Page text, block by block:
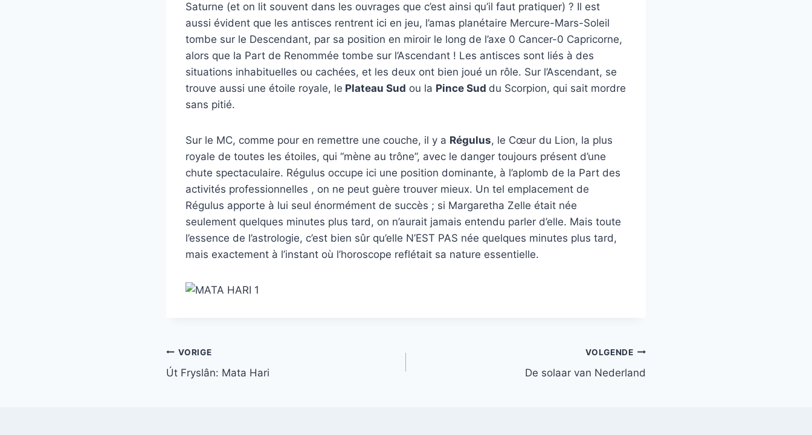
Saturne (et on lit souvent dans les ouvrages que c’est ainsi qu’il faut pratiquer) ? Il est
aussi évident que les antisces rentrent ici en jeu, l’amas planétaire Mercure-Mars-Soleil
tombe sur le Descendant, par sa position en miroir le long de l’axe 0 Cancer-0 Capricorne,
alors que la Part de Renommée tombe sur l’Ascendant ! Les antisces sont liés à des
situations inhabituelles ou cachées, et les deux ont bien joué un rôle. Sur l’Ascendant, se
trouve aussi une étoile royale, le Plateau Sud ou la Pince Sud du Scorpion, qui sait mordre
sans pitié.
Sur le MC, comme pour en remettre une couche, il y a Régulus, le Cœur du Lion, la plus
royale de toutes les étoiles, qui “mène au trône”, avec le danger toujours présent d’une
chute spectaculaire. Régulus occupe ici une position dominante, à l’aplomb de la Part des
activités professionnelles , on ne peut guère trouver mieux. Un tel emplacement de
Régulus apporte à lui seul énormément de succès ; si Margaretha Zelle était née
seulement quelques minutes plus tard, on n’aurait jamais entendu parler d’elle. Mais toute
l’essence de l’astrologie, c’est bien sûr qu’elle N’EST PAS née quelques minutes plus tard,
mais exactement à l’instant où l’horoscope reflétait sa nature essentielle.
Bericht
navigatie
VORIGE
Út Fryslân: Mata Hari
VOLGENDE
De solaar van Nederland